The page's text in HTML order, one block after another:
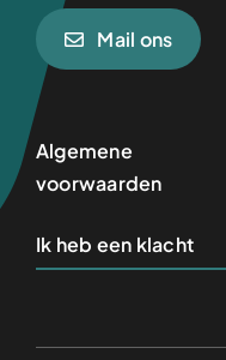
Mail ons
Algemene
voorwaarden
Ik heb een klacht